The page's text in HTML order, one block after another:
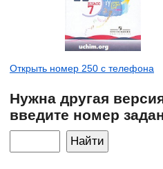
Открыть номер 250 с телефона
Нужна другая
введите номер